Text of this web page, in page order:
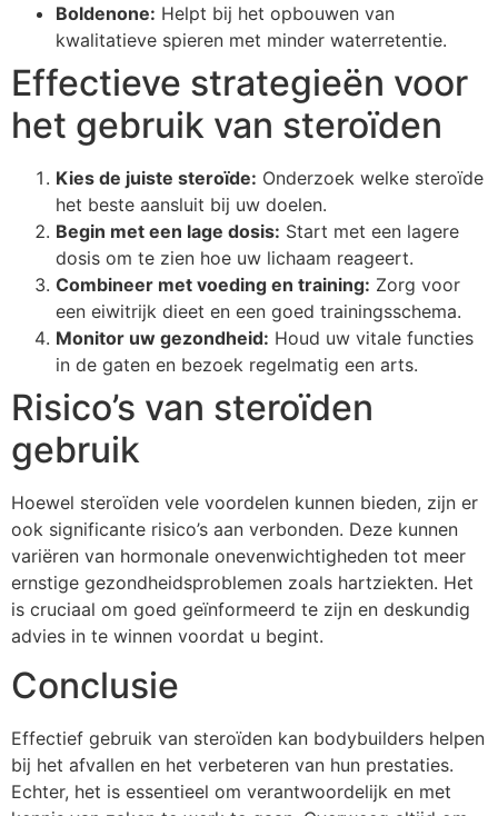
Boldenone: Helpt bij het opbouwen van
kwalitatieve spieren met minder waterretentie.
Effectieve strategieën voor
het gebruik van steroïden
Kies de juiste steroïde: Onderzoek welke steroïde
het beste aansluit bij uw doelen.
Begin met een lage dosis: Start met een lagere
dosis om te zien hoe uw lichaam reageert.
Combineer met voeding en training: Zorg voor
een eiwitrijk dieet en een goed trainingsschema.
Monitor uw gezondheid: Houd uw vitale functies
in de gaten en bezoek regelmatig een arts.
Risico’s van steroïden
gebruik
Hoewel steroïden vele voordelen kunnen bieden, zijn er
ook significante risico’s aan verbonden. Deze kunnen
variëren van hormonale onevenwichtigheden tot meer
ernstige gezondheidsproblemen zoals hartziekten. Het
is cruciaal om goed geïnformeerd te zijn en deskundig
advies in te winnen voordat u begint.
Conclusie
Effectief gebruik van steroïden kan bodybuilders helpen
bij het afvallen en het verbeteren van hun prestaties.
Echter, het is essentieel om verantwoordelijk en met